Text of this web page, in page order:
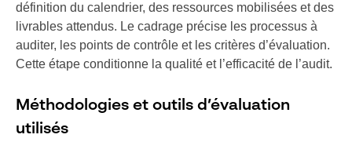
définition du calendrier, des ressources mobilisées et des
livrables attendus. Le cadrage précise les processus à
auditer, les points de contrôle et les critères d’évaluation.
Cette étape conditionne la qualité et l’efficacité de l’audit.
Méthodologies et outils d’évaluation
utilisés